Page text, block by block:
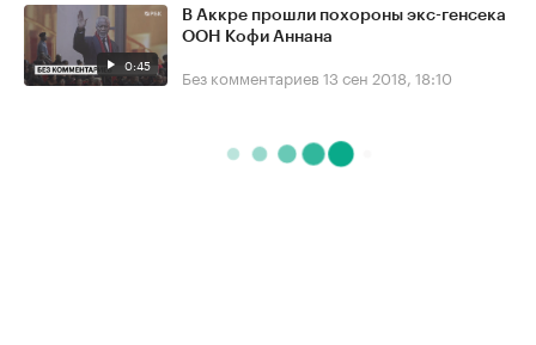
0:45
В Аккре прошли похороны экс-генсека
ООН Кофи Аннана
Без комментариев 13 сен 2018, 18:10